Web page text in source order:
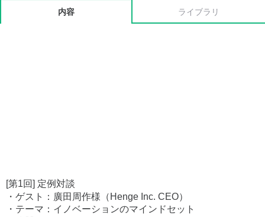
内容 ライブラリ
[第1回] 定例対談
・ゲスト：廣田周作様（Henge Inc. CEO）
・テーマ：イノベーションのマインドセット